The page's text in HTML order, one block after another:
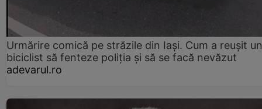
Urmărire comică pe străzile din Iași. Cum a reușit un
biciclist să fenteze poliția și să se facă nevăzut
adevarul.ro